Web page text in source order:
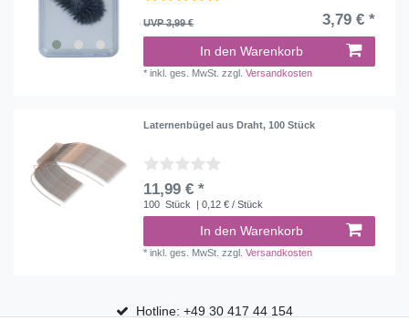
UVP 3,99 € 3,79 € *
In den Warenkorb
*inkl. ges. MwSt. zzgl.Versandkosten
Laternenbügel aus Draht, 100 Stück
11,99 € *
100 Stück | 0,12 € / Stück
In den Warenkorb
*inkl. ges. MwSt. zzgl.Versandkosten
Hotline: +49 30 417 44 154